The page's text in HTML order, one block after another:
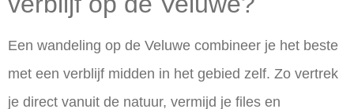
Een wandeling op de Veluwe combineer je het beste
met een verblijf midden in het gebied zelf. Zo vertrek
je direct vanuit de natuur, vermijd je files en